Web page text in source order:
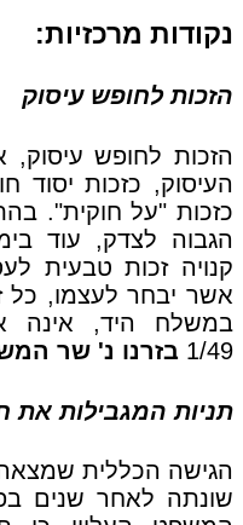
נקודות מרכזיות:
הזכות לחופש עיסוק
הזכות לחופש עיסוק,
העיסוק, כזכות יסוד
כזכות "על חוקית".
הגבוה לצדק, עוד
קנויה זכות טבעית
אשר יבחר לעצמו, כל
במשלח היד, אינה
1/49 בזרנו נ' שר
תניות המגבילות את
הגישה הכללית
שונתה לאחר שנים